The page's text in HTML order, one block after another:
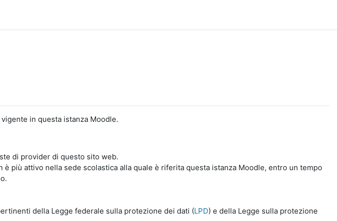
in questa istanza Moodle.
di provider di questo sito web.
più attivo nella sede scolastica alla quale è riferita questa istanza Moodle, entro un tempo
della Legge federale sulla protezione dei dati (LPD) e della Legge sulla protezione